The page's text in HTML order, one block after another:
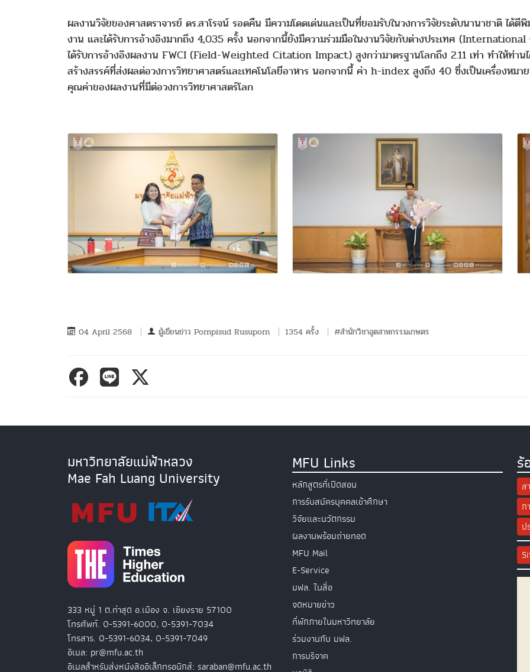
ผลงานวิจัยของศาสตราจารย์ ดร.สาโรจน์ รอดคืน มีความโดดเด่นและเป็นที่ยอมรับในวงการวิจัยระดับนานาชาติ ได้
งาน และได้รับการอ้างอิงมากถึง 4,035 ครั้ง นอกจากนี้ยังมีความร่วมมือในงานวิจัยกับต่างประเทศ
ได้รับการอ้างอิงผลงาน FWCI (Field-Weighted Citation Impact) สูงกว่ามาตรฐานโลกถึง 2.11 เท่า ทำให้ท่าน
สร้างสรรค์ที่ส่งผลต่อวงการวิทยาศาสตร์และเทคโนโลยีอาหาร นอกจากนี้ ค่า h-index สูงถึง 40 ซึ่งเป็นเครื่องหมาย
คุณค่าของผลงานที่มีต่อวงการวิทยาศาสตร์โลก
04 April 2568 ผู้เขียนข่าว Pornpisud Rusuporn 1354 ครั้ง #สำนักวิชาอุตสาหกรรมเกษตร
มหาวิทยาลัยแม่ฟ้าหลวง
Mae Fah Luang University
333 หมู่ 1 ต.ท่าสุด อ.เมือง จ. เชียงราย 57100
โทรศัพท์. 0-5391-6000, 0-5391-7034
โทรสาร. 0-5391-6034, 0-5391-7049
อีเมล: pr@mfu.ac.th
อีเมลสำหรับส่งหนังสืออิเล็กทรอนิกส์: saraban@mfu.ac.th
MFU Links
หลักสูตรที่เปิดสอน
การรับสมัครบุคคลเข้าศึกษา
วิจัยและนวัตกรรม
ผลงานพร้อมถ่ายทอด
MFU Mail
E-Service
มฟล. ในสื่อ
จดหมายข่าว
ที่พักภายในมหาวิทยาลัย
ร่วมงานกับ มฟล.
การบริจาค
ร้
ส
ก
ป